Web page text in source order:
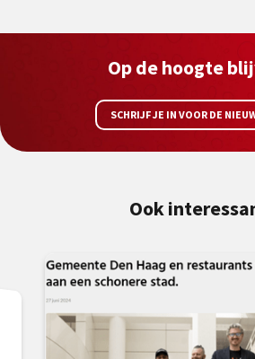
Op de hoogte
SCHRIJF JE IN VOOR DE
Ook